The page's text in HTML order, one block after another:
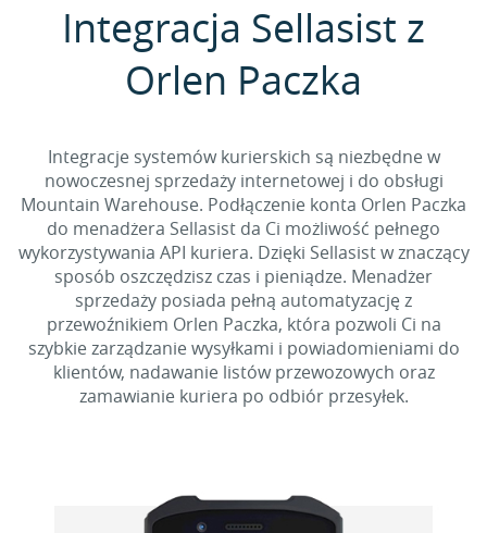
Integracja Sellasist z
Orlen Paczka
Integracje systemów kurierskich są niezbędne w
nowoczesnej sprzedaży internetowej i do obsługi
Mountain Warehouse. Podłączenie konta Orlen Paczka
do menadżera Sellasist da Ci możliwość pełnego
wykorzystywania API kuriera. Dzięki Sellasist w znaczący
sposób oszczędzisz czas i pieniądze. Menadżer
sprzedaży posiada pełną automatyzację z
przewoźnikiem Orlen Paczka, która pozwoli Ci na
szybkie zarządzanie wysyłkami i powiadomieniami do
klientów, nadawanie listów przewozowych oraz
zamawianie kuriera po odbiór przesyłek.